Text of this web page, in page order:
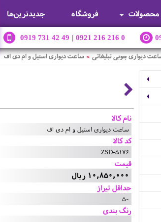
محصولات فروشگاه جديدترين‌ها
0919 731 42 49 | 0921 216 216 0
دیواری چوبی تبلیغاتی > ساعت دیواری استیل و ام دی اف
نام کالا
ساعت دیواری استیل و ام دی اف
کد کالا
ZSD-5176
قیمت
10,850,000 ریال
حداقل تیراژ
50
رنگ بندی